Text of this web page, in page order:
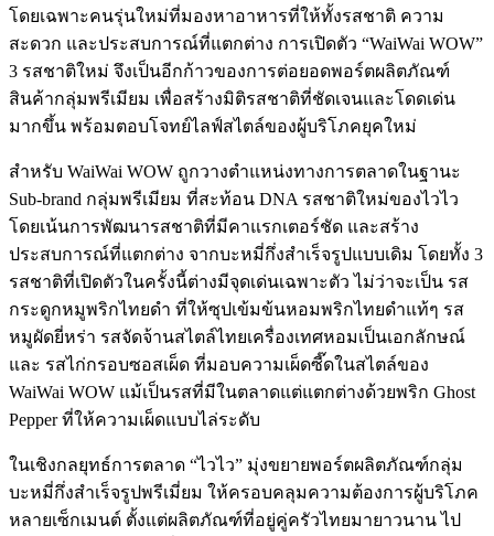
โดยเฉพาะคนรุ่นใหม่ที่มองหาอาหารที่ให้ทั้งรสชาติ ความ
สะดวก และประสบการณ์ที่แตกต่าง การเปิดตัว “WaiWai WOW”
3 รสชาติใหม่ จึงเป็นอีกก้าวของการต่อยอดพอร์ตผลิตภัณฑ์
สินค้ากลุ่มพรีเมียม เพื่อสร้างมิติรสชาติที่ชัดเจนและโดดเด่น
มากขึ้น พร้อมตอบโจทย์ไลฟ์สไตล์ของผู้บริโภคยุคใหม่
สำหรับ WaiWai WOW ถูกวางตำแหน่งทางการตลาดในฐานะ
Sub-brand กลุ่มพรีเมียม ที่สะท้อน DNA รสชาติใหม่ของไวไว
โดยเน้นการพัฒนารสชาติที่มีคาแรกเตอร์ชัด และสร้าง
ประสบการณ์ที่แตกต่าง จากบะหมี่กึ่งสำเร็จรูปแบบเดิม โดยทั้ง 3
รสชาติที่เปิดตัวในครั้งนี้ต่างมีจุดเด่นเฉพาะตัว ไม่ว่าจะเป็น รส
กระดูกหมูพริกไทยดำ ที่ให้ซุปเข้มข้นหอมพริกไทยดำแท้ๆ รส
หมูผัดยี่หร่า รสจัดจ้านสไตล์ไทยเครื่องเทศหอมเป็นเอกลักษณ์
และ รสไก่กรอบซอสเผ็ด ที่มอบความเผ็ดซี๊ดในสไตล์ของ
WaiWai WOW แม้เป็นรสที่มีในตลาดแต่แตกต่างด้วยพริก Ghost
Pepper ที่ให้ความเผ็ดแบบไล่ระดับ
ในเชิงกลยุทธ์การตลาด “ไวไว” มุ่งขยายพอร์ตผลิตภัณฑ์กลุ่ม
บะหมี่กึ่งสำเร็จรูปพรีเมี่ยม ให้ครอบคลุมความต้องการผู้บริโภค
หลายเซ็กเมนต์ ตั้งแต่ผลิตภัณฑ์ที่อยู่คู่ครัวไทยมายาวนาน ไป